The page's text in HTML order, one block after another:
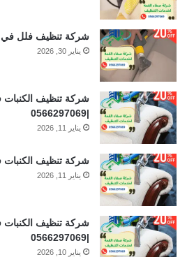
شركة تنظيف فلل في
يناير 30, 2026
شركة تنظيف
|0566297069
يناير 11, 2026
شركة تنظيف الكنبات في دبي
يناير 11, 2026
شركة تنظيف الكنبات
|0566297069
يناير 10, 2026